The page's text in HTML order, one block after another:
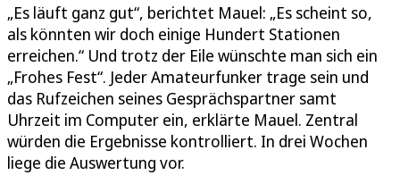
„Es läuft ganz gut“, berichtet Mauel: „Es scheint so,
als könnten wir doch einige Hundert Stationen
erreichen.“ Und trotz der Eile wünschte man sich ein
„Frohes Fest“. Jeder Amateurfunker trage sein und
das Rufzeichen seines Gesprächspartner samt
Uhrzeit im Computer ein, erklärte Mauel. Zentral
würden die Ergebnisse kontrolliert. In drei Wochen
liege die Auswertung vor.